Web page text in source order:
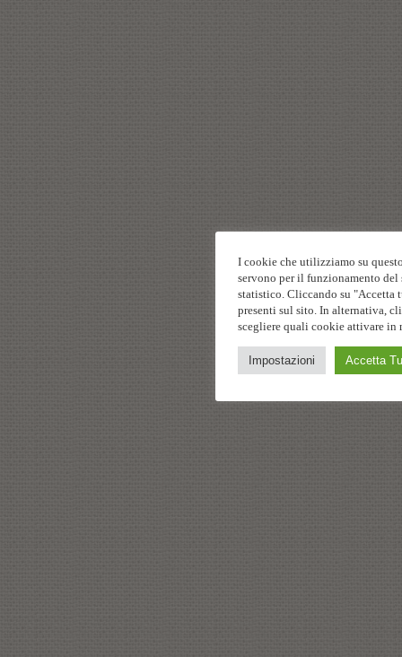
I cookie che utilizziamo su
servono per il funzionamento del
statistico. Cliccando su
presenti sul sito. In alternativa,
scegliere quali cookie attivare in
Impostazioni Accetta